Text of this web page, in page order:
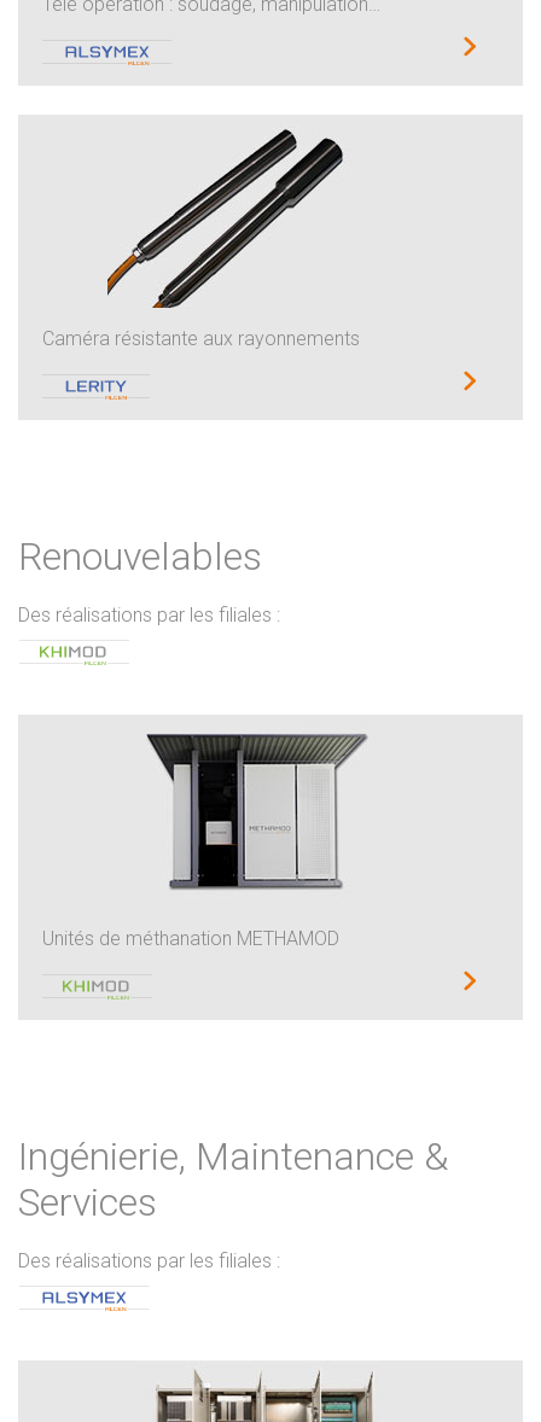
Caméra résistante aux rayonnements
Renouvelables
Des réalisations par les filiales :
Unités de méthanation METHAMOD
Ingénierie, Maintenance &
Services
Des réalisations par les filiales :